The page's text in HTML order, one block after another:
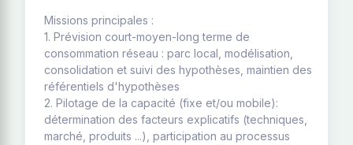
Missions principales :
1. Prévision court-moyen-long terme de
consommation réseau : parc local, modélisation,
consolidation et suivi des hypothèses, maintien des
référentiels d'hypothèses
2. Pilotage de la capacité (fixe et/ou mobile):
détermination des facteurs explicatifs (techniques,
marché, produits ...), participation au processus